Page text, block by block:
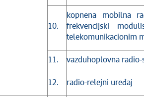
10.
kopnena mobilna
frekvencijski
telekomunikacionim
11. vazduhoplovna radio-
12. radio-relejni uređaj